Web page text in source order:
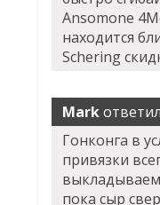
Ansomone
находится
Schering
Mark
Гонконга в
привязки
пока сыр